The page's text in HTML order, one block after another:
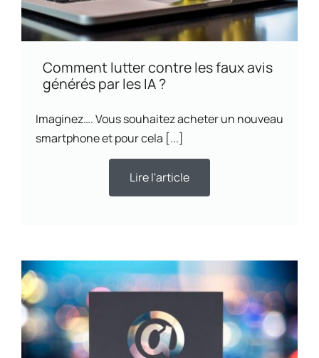
Comment lutter contre les faux avis
générés par les IA ?
Imaginez…. Vous souhaitez acheter un nouveau
smartphone et pour cela [...]
Lire l'article